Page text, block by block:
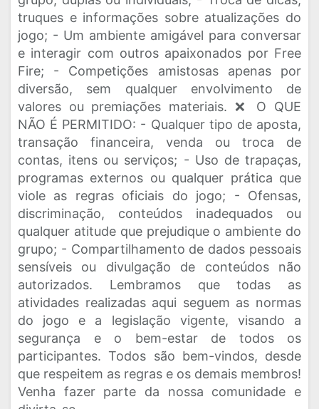
truques e informações sobre atualizações do
jogo; - Um ambiente amigável para conversar
e interagir com outros apaixonados por Free
Fire; - Competições amistosas apenas por
diversão, sem qualquer envolvimento de
valores ou premiações materiais. ❌ O QUE
NÃO É PERMITIDO: - Qualquer tipo de aposta,
transação financeira, venda ou troca de
contas, itens ou serviços; - Uso de trapaças,
programas externos ou qualquer prática que
viole as regras oficiais do jogo; - Ofensas,
discriminação, conteúdos inadequados ou
qualquer atitude que prejudique o ambiente do
grupo; - Compartilhamento de dados pessoais
sensíveis ou divulgação de conteúdos não
autorizados. Lembramos que todas as
atividades realizadas aqui seguem as normas
do jogo e a legislação vigente, visando a
segurança e o bem-estar de todos os
participantes. Todos são bem-vindos, desde
que respeitem as regras e os demais membros!
Venha fazer parte da nossa comunidade e